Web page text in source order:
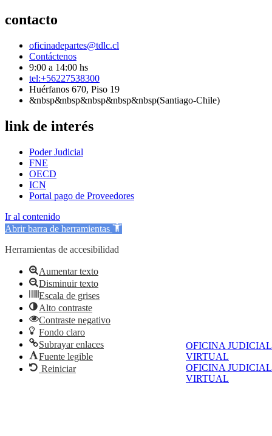
OFICINA JUDICIAL
VIRTUAL
OFICINA JUDICIAL
VIRTUAL
contacto
oficinadepartes@tdlc.cl
Contáctenos
9:00 a 14:00 hs
tel:+56227538300
Huérfanos 670, Piso 19
&nbsp&nbsp&nbsp&nbsp&nbsp(Santiago-Chile)
link de interés
Poder Judicial
FNE
OECD
ICN
Portal pago de Proveedores
Ir al contenido
Abrir barra de herramientas
Herramientas de accesibilidad
Aumentar texto
Disminuir texto
Escala de grises
Alto contraste
Contraste negativo
Fondo claro
Subrayar enlaces
Fuente legible
Reiniciar